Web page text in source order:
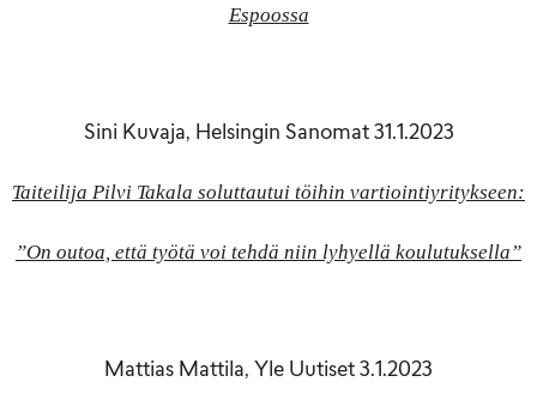
Espoossa
Sini Kuvaja, Helsingin Sanomat 31.1.2023
Taiteilija Pilvi Takala soluttautui töihin vartiointi­yritykseen:
”On outoa, että työtä voi tehdä niin lyhyellä koulutuksella”
Mattias Mattila, Yle Uutiset 3.1.2023